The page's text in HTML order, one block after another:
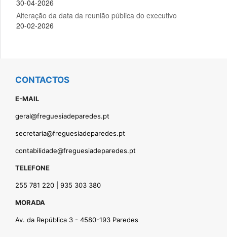
CONTACTOS
E-MAIL
geral@freguesiadeparedes.pt
secretaria@freguesiadeparedes.pt
contabilidade@freguesiadeparedes.pt
TELEFONE
255 781 220 | 935 303 380
MORADA
Av. da República 3 - 4580-193 Paredes